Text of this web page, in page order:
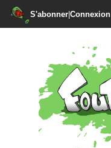
S'abonner|Connexion